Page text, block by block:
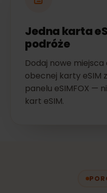
Jedna karta
podróże
Dodaj nowe
obecnej karty eSIM
panelu eSIMFOX —
kart eSIM.